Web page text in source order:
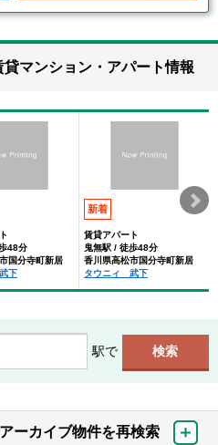
マンション・アパート情報
48分
国分寺町新居
下
新着
賃貸アパート
鬼無駅 / 徒歩48分
香川県高松市国分寺町新居
タウニィ 武下
駅で
ーカイブ物件を再検索